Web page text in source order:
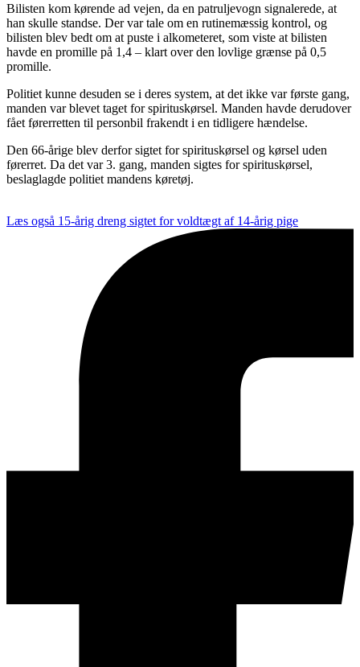
Bilisten kom kørende ad vejen, da en patruljevogn signalerede, at
han skulle standse. Der var tale om en rutinemæssig kontrol, og
bilisten blev bedt om at puste i alkometeret, som viste at bilisten
havde en promille på 1,4 – klart over den lovlige grænse på 0,5
promille.
Politiet kunne desuden se i deres system, at det ikke var første gang,
manden var blevet taget for spirituskørsel. Manden havde derudover
fået førerretten til personbil frakendt i en tidligere hændelse.
Den 66-årige blev derfor sigtet for spirituskørsel og kørsel uden
førerret. Da det var 3. gang, manden sigtes for spirituskørsel,
beslaglagde politiet mandens køretøj.
Læs også 15-årig dreng sigtet for voldtægt af 14-årig pige